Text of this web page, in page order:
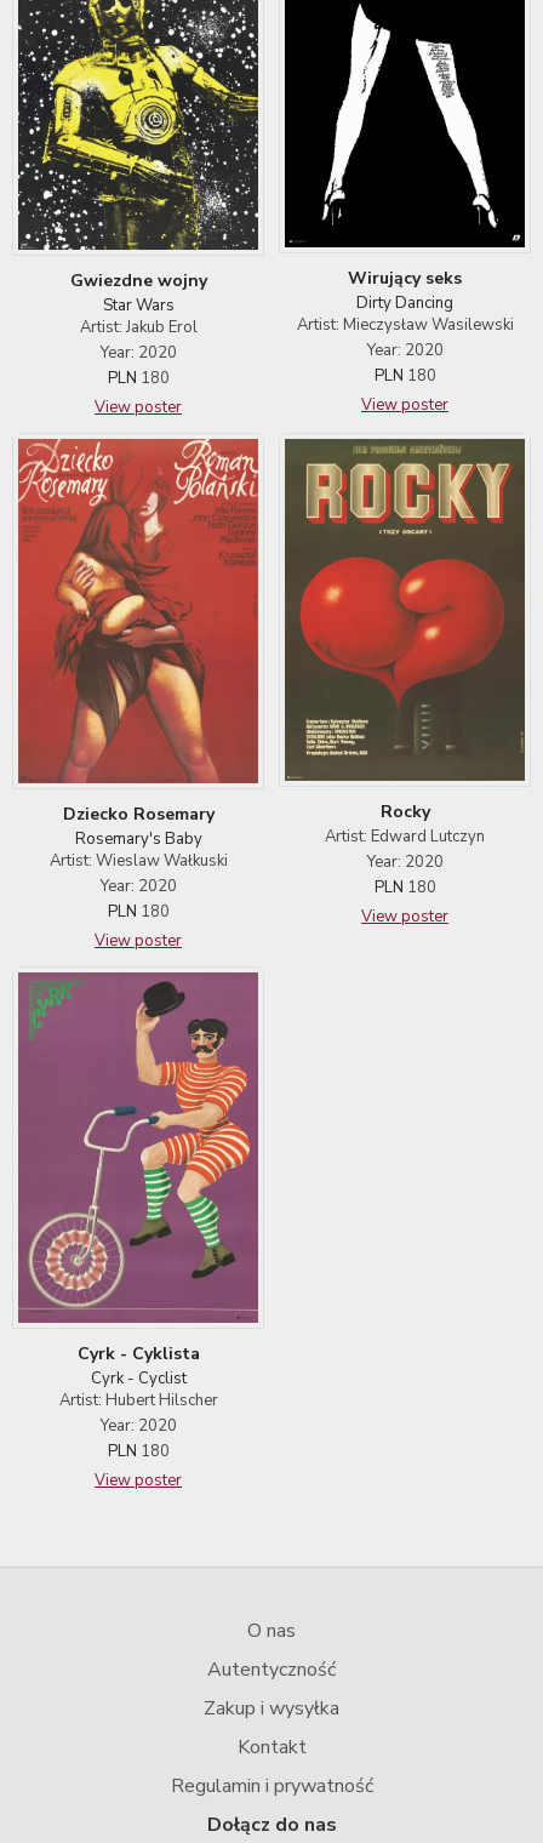
Gwiezdne wojny
Star Wars
Artist: Jakub Erol
Year: 2020
PLN 180
View poster
Wirujący seks
Dirty Dancing
Artist: Mieczysław Wasilewski
Year: 2020
PLN 180
View poster
Dziecko Rosemary
Rosemary's Baby
Artist: Wieslaw Wałkuski
Year: 2020
PLN 180
View poster
Rocky
Artist: Edward Lutczyn
Year: 2020
PLN 180
View poster
Cyrk - Cyklista
Cyrk - Cyclist
Artist: Hubert Hilscher
Year: 2020
PLN 180
View poster
O nas
Autentyczność
Zakup i wysyłka
Kontakt
Regulamin i prywatność
Dołącz do nas